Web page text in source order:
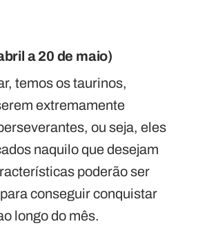
a 20 de maio)
temos os taurinos,
extremamente
ou seja, eles
naquilo que desejam
poderão ser
conseguir conquistar
longo do mês.